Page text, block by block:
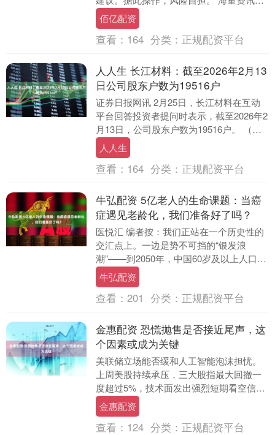
精准解读，尽在新浪财经APP....
佰亿配资
查看： 164 分类： 正规配资平台
人人生 长江材料：截至2026年2月13
日公司股东户数为19516户
证券日报网讯 2月25日，长江材料在互动
平台回答投资者提问时表示，截至2026年2
月13日，公司股东户数为19516户。 （文
章来源：证券日报） 海量资讯、精准....
人人生
查看： 164 分类： 正规配资平台
牛弘配资 5亿老人的生命课题：当癌
症遇见老龄化，我们准备好了吗？
医悦汇 编者按：我们正站在一个历史性的
交汇点上。一边是势不可挡的“银发浪
潮”——到2050年，中国60岁及以上人口预
计将超过5亿；另一边是癌症谱系的根本性
转变，....
牛弘配资
查看： 201 分类： 正规配资平台
金惠配资 恐慌抛售是否接近尾声，这
个因素或成为关键
美联储立场能否缓和人工智能泡沫担忧。
上周美股持续承压，三大股指最大回撤一
度超过5%，技术面发出强烈短期看空信
号。 这种市场紧张情绪从一个月期隐含波
动率攀升可见....
金惠配资
查看： 124 分类： 正规配资平台